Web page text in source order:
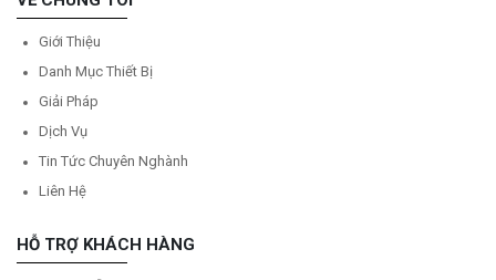
Giới Thiệu
Danh Mục Thiết Bị
Giải Pháp
Dịch Vụ
Tin Tức Chuyên Nghành
Liên Hệ
HỖ TRỢ KHÁCH HÀNG